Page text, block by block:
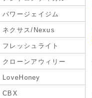
パワージェイジム
ネクサス/Nexus
フレッシュライト
クローンアウィリー
LoveHoney
CBX